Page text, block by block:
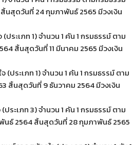
นสุดวันที่ 24 กุมภาพันธ์ 2565 มีวงเงิน
ะเภท 1) จำนวน 1 คัน 1 กรมธรรม์ ตาม
สิ้นสุดวันที่ 11 มีนาคม 2565 มีวงเงิน
ระเภท 1) จำนวน 1 คัน 1 กรมธรรม์ ตาม
สิ้นสุดวันที่ 9 ธันวาคม 2564 มีวงเงิน
ะเภท 3) จำนวน 1 คัน 1 กรมธรรม์ ตาม
นธ์ 2564 สิ้นสุดวันที่ 28 กุมภาพันธ์ 2565